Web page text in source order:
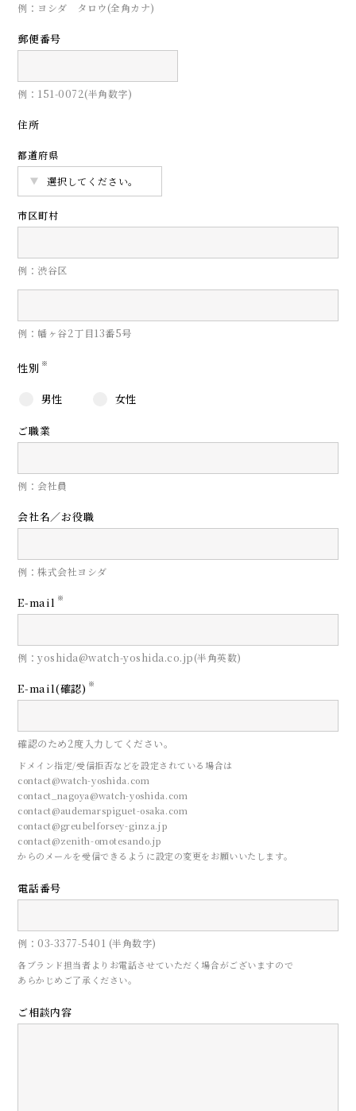
CONTACT
例：ヨシダ タロウ(全角カナ)
郵便番号
例：151-0072(半角数字)
住所
都道府県
市区町村
例：渋谷区
例：幡ヶ谷2丁目13番5号
性別 ※
男性 女性
ご職業
例：会社員
会社名／お役職
例：株式会社ヨシダ
E-mail ※
例：yoshida@watch-yoshida.co.jp(半角英数)
E-mail(確認) ※
確認のため2度入力してください。
ドメイン指定/受信拒否などを設定されている場合は
contact@watch-yoshida.com
contact_nagoya@watch-yoshida.com
contact@audemarspiguet-osaka.com
contact@greubelforsey-ginza.jp
contact@zenith-omotesando.jp
からのメールを受信できるように設定の変更をお願いいたします。
電話番号
例：03-3377-5401 (半角数字)
各ブランド担当者よりお電話させていただく場合がございますので
あらかじめご了承ください。
ご相談内容